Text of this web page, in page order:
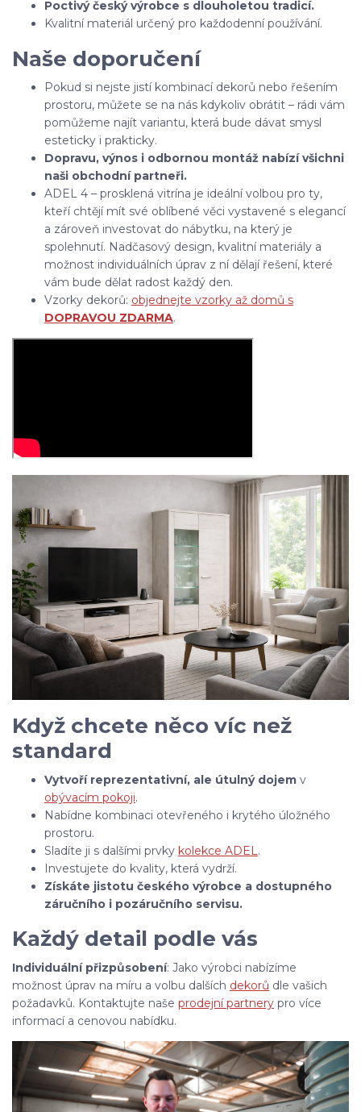
Poctivý český výrobce s dlouholetou tradicí.
Kvalitní materiál určený pro každodenní používání.
Naše doporučení
Pokud si nejste jistí kombinací dekorů nebo řešením
prostoru, můžete se na nás kdykoliv obrátit – rádi vám
pomůžeme najít variantu, která bude dávat smysl
esteticky i prakticky.
Dopravu, výnos i odbornou montáž nabízí všichni
naši obchodní partneři.
ADEL 4 – prosklená vitrína je ideální volbou pro ty,
kteří chtějí mít své oblíbené věci vystavené s elegancí
a zároveň investovat do nábytku, na který je
spolehnutí. Nadčasový design, kvalitní materiály a
možnost individuálních úprav z ní dělají řešení, které
vám bude dělat radost každý den.
Vzorky dekorů: objednejte vzorky až domů s
DOPRAVOU ZDARMA.
Když chcete něco víc než
standard
Vytvoří reprezentativní, ale útulný dojem v
obývacím pokoji.
Nabídne kombinaci otevřeného i krytého úložného
prostoru.
Sladíte ji s dalšími prvky kolekce ADEL.
Investujete do kvality, která vydrží.
Získáte jistotu českého výrobce a dostupného
záručního i pozáručního servisu.
Každý detail podle vás
Individuální přizpůsobení: Jako výrobci nabízíme
možnost úprav na míru a volbu dalších dekorů dle vašich
požadavků. Kontaktujte naše prodejní partnery pro více
informací a cenovou nabídku.